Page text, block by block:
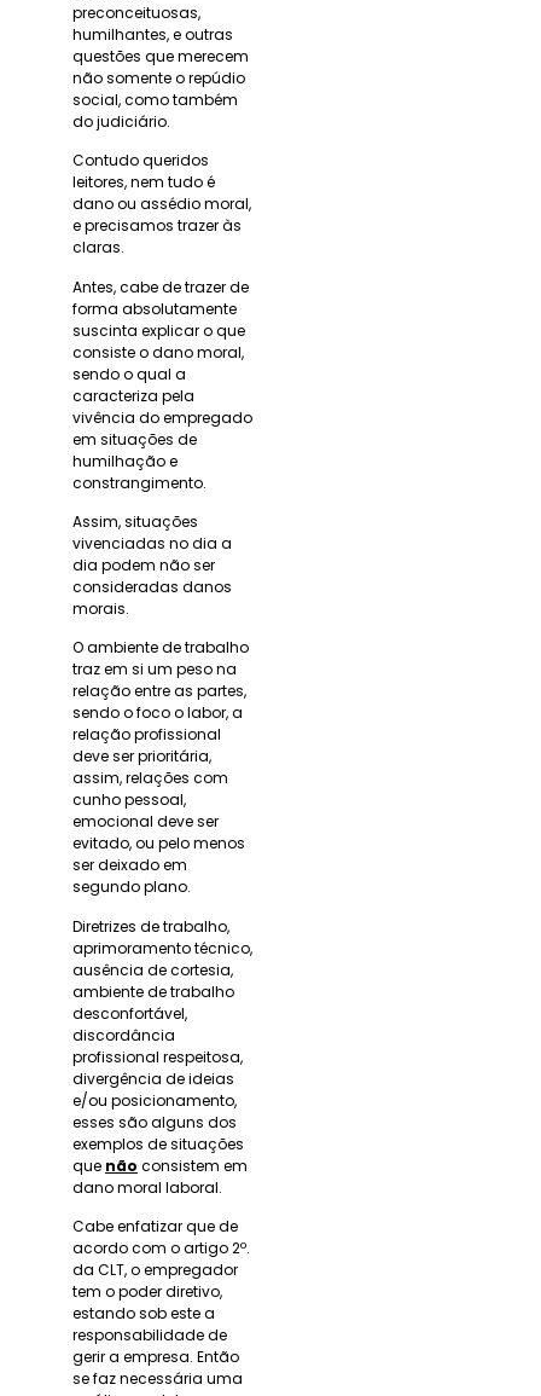
preconceituosas,
humilhantes, e outras
questões que merecem
não somente o repúdio
social, como também
do judiciário.
Contudo queridos
leitores, nem tudo é
dano ou assédio moral,
e precisamos trazer às
claras.
Antes, cabe de trazer de
forma absolutamente
suscinta explicar o que
consiste o dano moral,
sendo o qual a
caracteriza pela
vivência do empregado
em situações de
humilhação e
constrangimento.
Assim, situações
vivenciadas no dia a
dia podem não ser
consideradas danos
morais.
O ambiente de trabalho
traz em si um peso na
relação entre as partes,
sendo o foco o labor, a
relação profissional
deve ser prioritária,
assim, relações com
cunho pessoal,
emocional deve ser
evitado, ou pelo menos
ser deixado em
segundo plano.
Diretrizes de trabalho,
aprimoramento técnico,
ausência de cortesia,
ambiente de trabalho
desconfortável,
discordância
profissional respeitosa,
divergência de ideias
e/ou posicionamento,
esses são alguns dos
exemplos de situações
que não consistem em
dano moral laboral.
Cabe enfatizar que de
acordo com o artigo 2º.
da CLT, o empregador
tem o poder diretivo,
estando sob este a
responsabilidade de
gerir a empresa. Então
se faz necessária uma